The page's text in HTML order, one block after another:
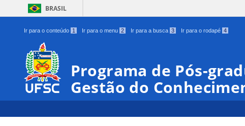
BRASIL
Ir para o conteúdo 1 Ir para o menu 2 Ir para a busca 3 Ir para o rodapé 4
Programa de Pós-
Gestão do